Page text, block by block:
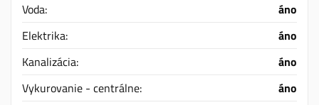
Voda:
áno
Elektrika:
áno
Kanalizácia:
áno
Vykurovanie - centrálne:
áno